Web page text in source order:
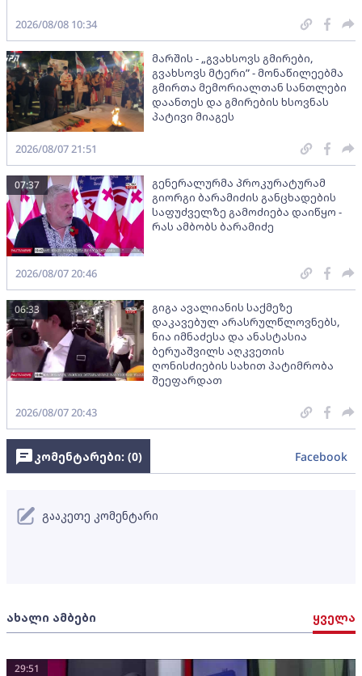
2026/08/08 10:34
მარშის - „გვახსოვს გმირები,
გვახსოვს მტერი” - მონაწილეებმა
გმირთა მემორიალთან სანთლები
დაანთეს და გმირების ხსოვნას
პატივი მიაგეს
2026/08/07 21:51
გენერალურმა პროკურატურამ
გიორგი ბარამიძის განცხადების
საფუძველზე გამოძიება დაიწყო -
რას ამბობს ბარამიძე
07:37
2026/08/07 20:46
გიგა ავალიანის საქმეზე
დაკავებულ არასრულწლოვნებს,
ნია იმნაძესა და ანასტასია
ბერუაშვილს აღკვეთის
ღონისძიების სახით პატიმრობა
შეეფარდათ
06:33
2026/08/07 20:43
ახალი ამბები ყველა
29:51
კომენტარები: (0) Facebook
გააკეთე კომენტარი